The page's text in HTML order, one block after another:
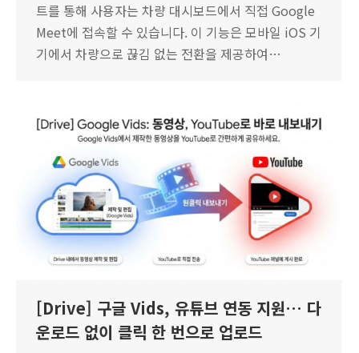
트를 통해 사용자는 차량 대시보드에서 직접 Google
Meet에 접속할 수 있습니다. 이 기능은 모바일 iOS 기
기에서 차량으로 끊김 없는 전환을 제공하여…
[Drive] 구글 Vids, 유튜브 연동 지원… 다
운로드 없이 클릭 한 번으로 업로드